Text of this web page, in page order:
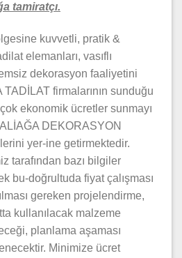
tamiratçı.
kuvvetli, pratik &
elemanları, vasıflı
dekorasyon faaliyetini
TADİLAT firmalarının sunduğu
ekonomik ücretler sunmayı
DEKORASYON
yer-ine getirmektedir.
tarafından bazı bilgiler
bu-doğrultuda fiyat çalışması
gereken projelendirme,
kullanılacak malzeme
planlama aşaması
Minimize ücret